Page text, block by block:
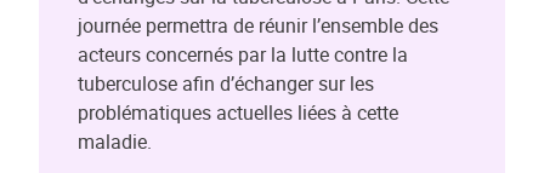
journée permettra de réunir l’ensemble des
acteurs concernés par la lutte contre la
tuberculose afin d’échanger sur les
problématiques actuelles liées à cette
maladie.